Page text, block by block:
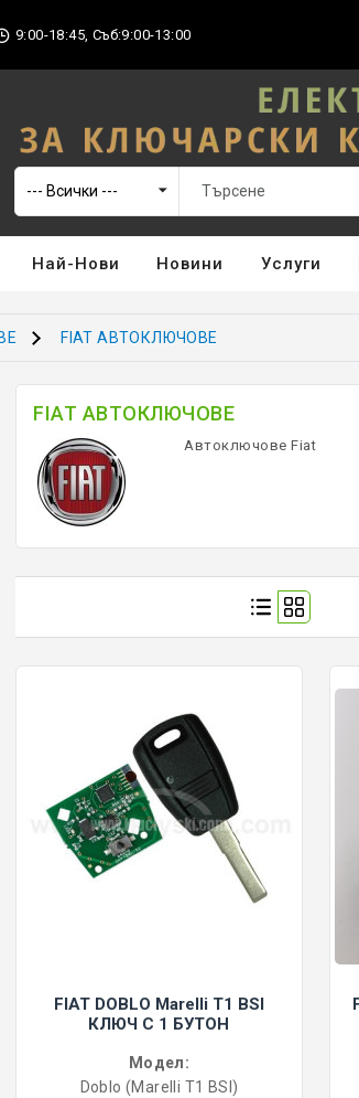
9:00-18:45, Съб:9:00-13:00
Най-Нови Новини Услуги
FIAT АВТОКЛЮЧОВЕ
FIAT АВТОКЛЮЧОВЕ
Автоключове Fiat
FIAT DOBLO Marelli T1 BSI
КЛЮЧ С 1 БУТОН
Модел:
Doblo (Marelli T1 BSI)